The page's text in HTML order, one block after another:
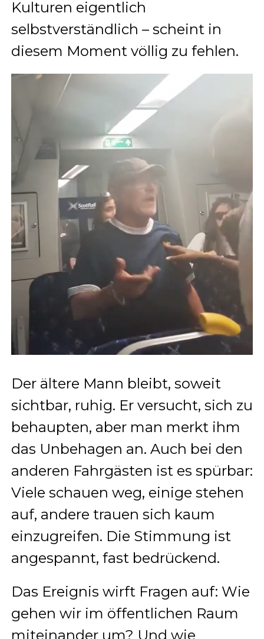
Kulturen eigentlich
selbstverständlich – scheint in
diesem Moment völlig zu fehlen.
Der ältere Mann bleibt, soweit
sichtbar, ruhig. Er versucht, sich zu
behaupten, aber man merkt ihm
das Unbehagen an. Auch bei den
anderen Fahrgästen ist es spürbar:
Viele schauen weg, einige stehen
auf, andere trauen sich kaum
einzugreifen. Die Stimmung ist
angespannt, fast bedrückend.
Das Ereignis wirft Fragen auf: Wie
gehen wir im öffentlichen Raum
miteinander um? Und wie